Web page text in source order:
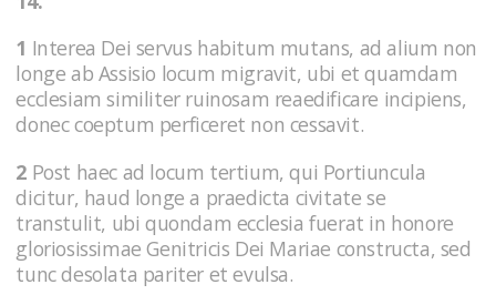
1 Interea Dei servus habitum mutans, ad alium non
longe ab Assisio locum migravit, ubi et quamdam
ecclesiam similiter ruinosam reaedificare incipiens,
donec coeptum perficeret non cessavit.
2 Post haec ad locum tertium, qui Portiuncula
dicitur, haud longe a praedicta civitate se
transtulit, ubi quondam ecclesia fuerat in honore
gloriosissimae Genitricis Dei Mariae constructa, sed
tunc desolata pariter et evulsa.